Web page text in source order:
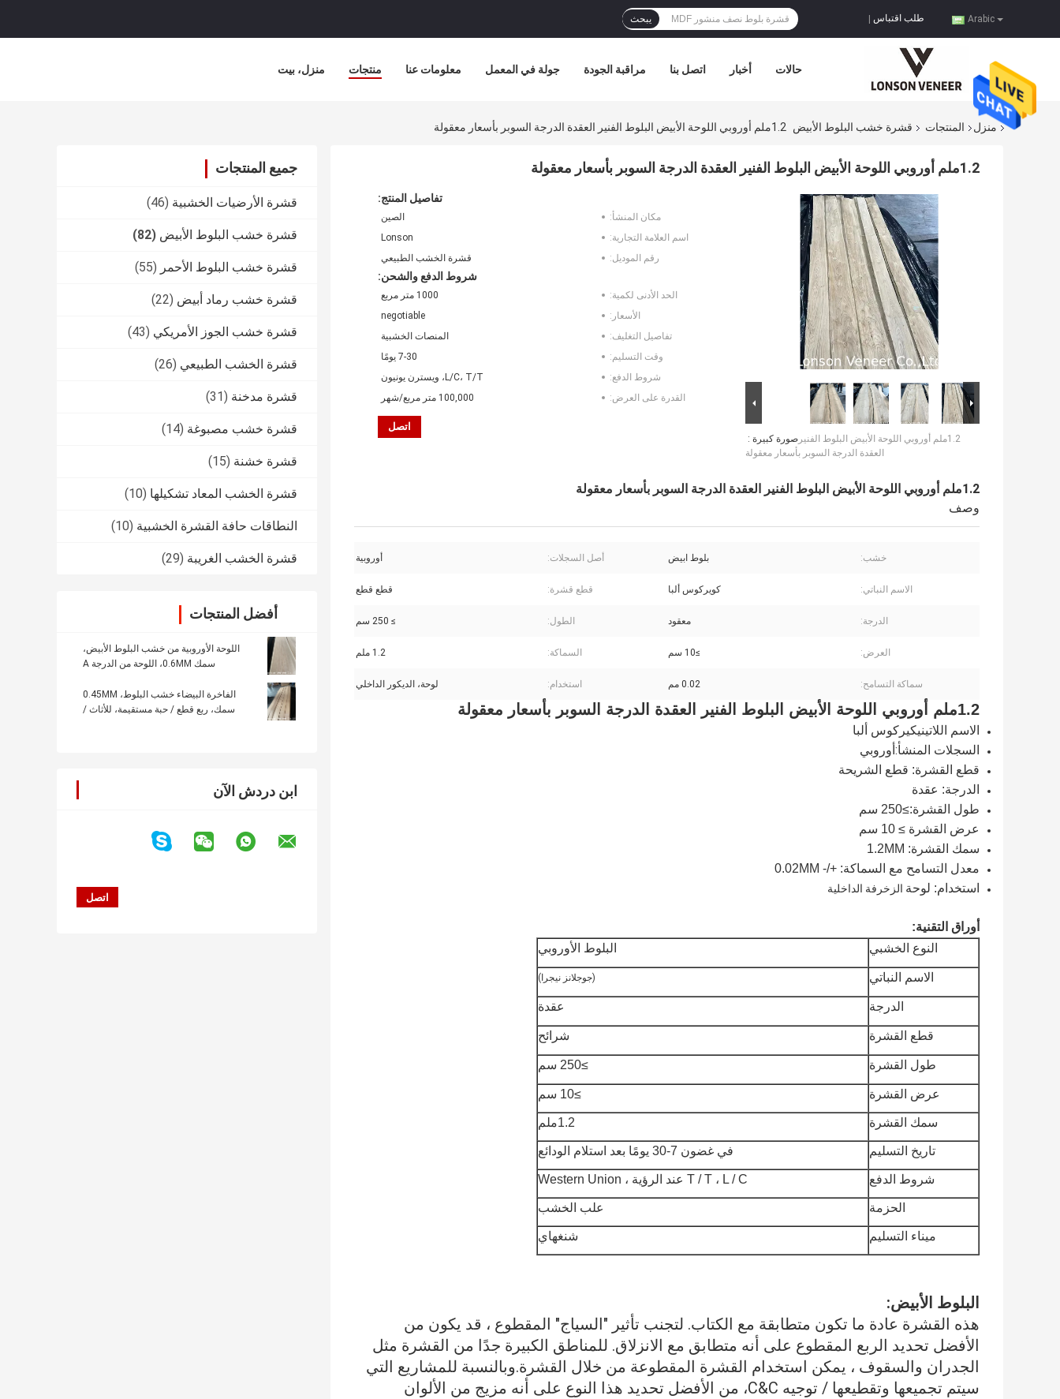
Arabic طلب اقتباس يبحث
منزل، بيت منتجات معلومات عنا جولة في المعمل مراقبة الجودة اتصل بنا أخبار حالات
منزل المنتجات قشرة خشب البلوط الأبيض 1.2ملم أوروبي اللوحة الأبيض البلوط الفنير العقدة الدرجة السوبر بأسعار معقولة
جميع المنتجات
قشرة الأرضيات الخشبية (46)
قشرة خشب البلوط الأبيض (82)
قشرة خشب البلوط الأحمر (55)
قشرة خشب رماد أبيض (22)
قشرة خشب الجوز الأمريكي (43)
قشرة الخشب الطبيعي (26)
قشرة مدخنة (31)
قشرة خشب مصبوغة (14)
قشرة خشنة (15)
قشرة الخشب المعاد تشكيلها (10)
النطاقات حافة القشرة الخشبية (10)
قشرة الخشب الغريبة (29)
أفضل المنتجات
اللوحة الأوروبية من خشب البلوط الأبيض،
سمك 0.6MM، اللوحة من الدرجة A
الفاخرة البيضاء خشب البلوط، 0.45MM
سمك، ربع قطع / حبة مستقيمة، للأثاث /
ابن دردش الآن
1.2ملم أوروبي اللوحة الأبيض البلوط الفنير العقدة الدرجة السوبر بأسعار معقولة
صورة كبيرة : 1.2ملم أوروبي اللوحة الأبيض البلوط الفنير
العقدة الدرجة السوبر بأسعار معقولة
تفاصيل المنتج:
مكان المنشأ:
الصين
اسم العلامة التجارية:
Lonson
رقم الموديل:
قشرة الخشب الطبيعي
شروط الدفع والشحن:
الحد الأدنى لكمية:
1000 متر مربع
الأسعار:
negotiable
تفاصيل التغليف:
المنصات الخشبية
وقت التسليم:
7-30 يومًا
شروط الدفع:
L/C، T/T، ويسترن يونيون
القدرة على العرض:
100,000 متر مربع/شهر
اتصل
1.2ملم أوروبي اللوحة الأبيض البلوط الفنير العقدة الدرجة السوبر بأسعار معقولة
وصف
خشب: بلوط ابيض أصل السجلات: أوروبية
الاسم النباتي: كويركوس ألبا قطع قشرة: قطع قطع
الدرجة: معقود الطول: ≥ 250 سم
العرض: ≥10 سم السماكة: 1.2 ملم
سماكة التسامح: 0.02 مم استخدام: لوحة، الديكور الداخلي
1.2ملم أوروبي اللوحة الأبيض البلوط الفنير العقدة الدرجة السوبر بأسعار معقولة
الاسم اللاتينيكيركوس ألبا
السجلات المنشأ:أوروبي
قطع القشرة: قطع الشريحة
الدرجة: عقدة
طول القشرة:≥250 سم
عرض القشرة ≥ 10 سم
سمك القشرة: 1.2MM
معدل التسامح مع السماكة: +/- 0.02MM
استخدام: لوحة الزخرفة الداخلية
أوراق التقنية:
النوع الخشبي
البلوط الأوروبي
الاسم النباتي (جوجلانز نيجرا)
الدرجة عقدة
قطع القشرة شرائح
طول القشرة ≥250 سم
عرض القشرة ≥10 سم
سمك القشرة 1.2ملم
تاريخ التسليم في غضون 7-30 يومًا بعد استلام الودائع
شروط الدفع T / T ، L / C عند الرؤية ، Western Union
الحزمة علب الخشب
ميناء التسليم شنغهاي
البلوط الأبيض:
هذه القشرة عادة ما تكون متطابقة مع الكتاب. لتجنب تأثير "السياج" المقطوع ، قد يكون من
الأفضل تحديد الربع المقطوع على أنه متطابق مع الانزلاق. للمناطق الكبيرة جدًا من القشرة مثل
الجدران والسقوف ، يمكن استخدام القشرة المقطوعة من خلال القشرة.وبالنسبة للمشاريع التي
سيتم تجميعها وتقطيعها / توجيه C&C، من الأفضل تحديد هذا النوع على أنه مزيج من الألوان